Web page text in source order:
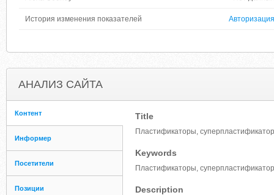
История изменения показателей Авторизация
АНАЛИЗ САЙТА
Контент
Информер
Посетители
Позиции
Title
Пластификаторы,
Keywords
Пластификаторы,
Description